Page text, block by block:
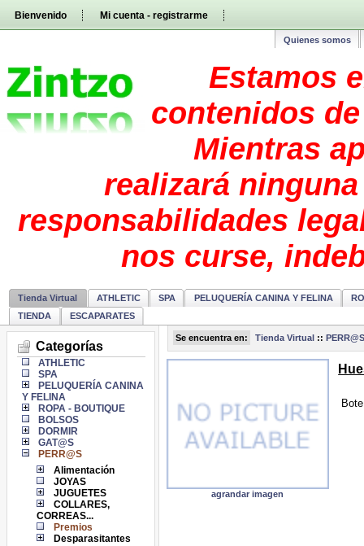
directamente
Bienvenido Mi cuenta - registrarme
Quienes somos
Estamos
contenidos
Mientras
realizará
responsabilidades
nos curse,
Tienda Virtual ATHLETIC SPA PELUQUERÍA CANINA Y FELINA
TIENDA
ESCAPARATES
Categorías
ATHLETIC
SPA
PELUQUERÍA CANINA
Y FELINA
ROPA - BOUTIQUE
BOLSOS
DORMIR
GAT@S
PERR@S
Alimentación
JOYAS
JUGUETES
COLLARES,
CORREAS...
Premios
Desparasitantes
Se encuentra en: Tienda Virtual :: PERR@S
agrandar imagen